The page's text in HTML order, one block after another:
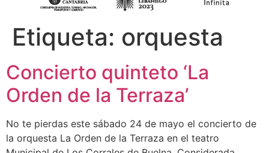
Etiqueta: orquesta
Concierto quinteto ‘La
Orden de la Terraza’
No te pierdas este sábado 24 de mayo el concierto de
la orquesta La Orden de la Terraza en el teatro